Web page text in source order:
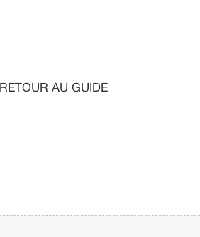
RETOUR AU GUIDE